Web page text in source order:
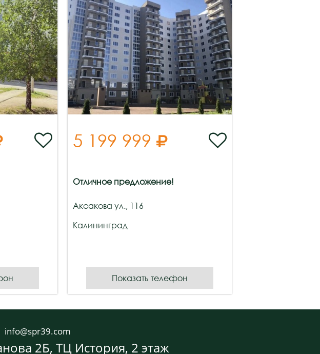
 5 199 999  
Отличное предложение!
Аксакова ул., 116
Калининград
Показать телефон
info@spr39.com
2Б, ТЦ История, 2 этаж